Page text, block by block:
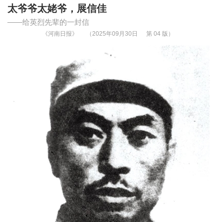
太爷爷太姥爷，展信佳
——给英烈先辈的一封信
《河南日报》 （2025年09月30日 第 04 版）